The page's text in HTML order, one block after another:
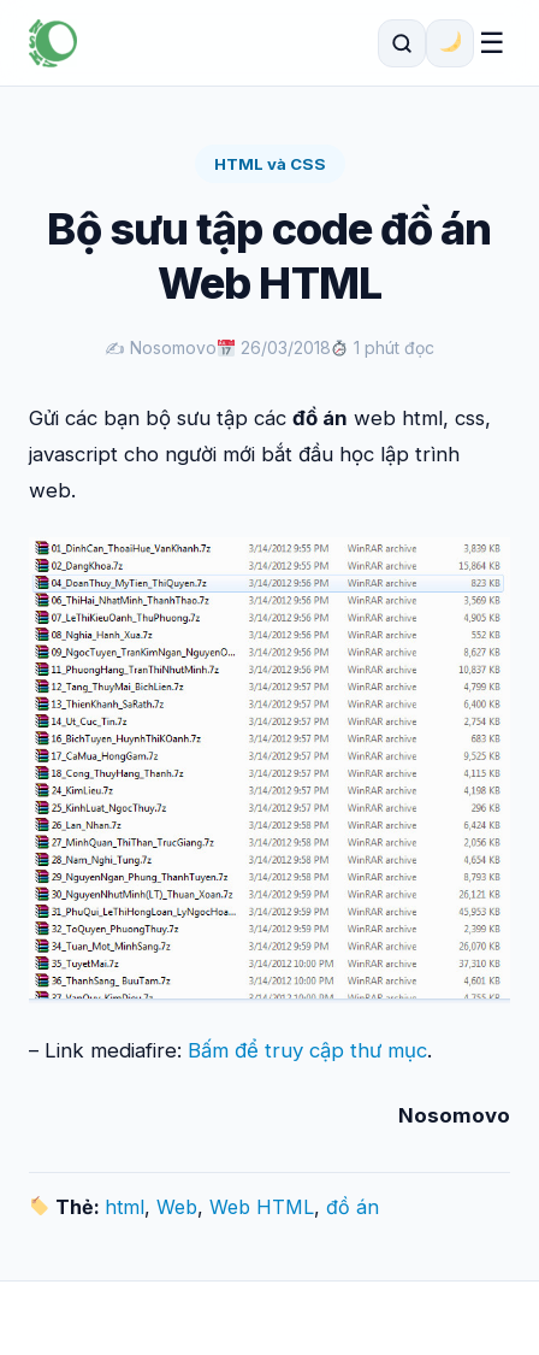
☰
HTML và CSS
Bộ sưu tập code đồ án
Web HTML
✍️ Nosomovo 26/03/2018 1 phút đọc
Gửi các bạn bộ sưu tập các đồ án web html, css,
javascript cho người mới bắt đầu học lập trình
web.
– Link mediafire: Bấm để truy cập thư mục.
Nosomovo
Thẻ: html,Web,Web HTML,đồ án